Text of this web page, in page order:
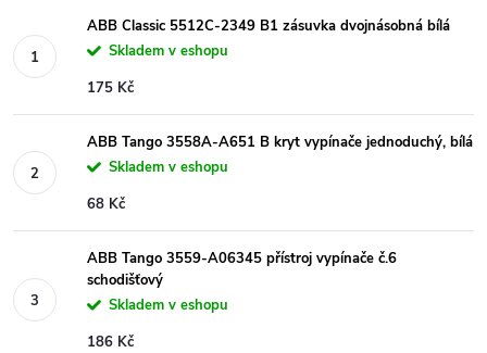
ABB Classic 5512C-2349 B1 zásuvka dvojnásobná bílá
Skladem v eshopu
175 Kč
ABB Tango 3558A-A651 B kryt vypínače jednoduchý, bílá
Skladem v eshopu
68 Kč
ABB Tango 3559-A06345 přístroj vypínače č.6
schodišťový
Skladem v eshopu
186 Kč